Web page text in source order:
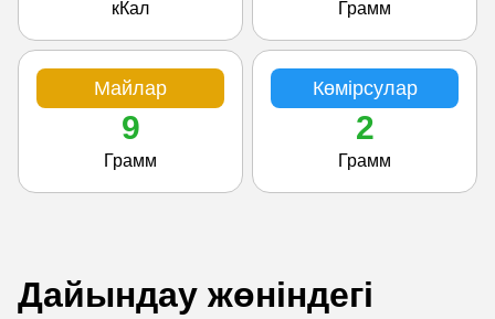
кКал Грамм
Майлар
9
Грамм
Көмірсулар
2
Грамм
Дайындау жөніндегі